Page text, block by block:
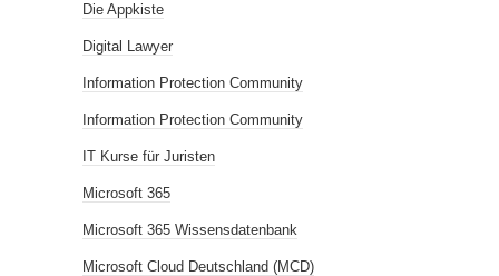
Die Appkiste
Digital Lawyer
Information Protection Community
Information Protection Community
IT Kurse für Juristen
Microsoft 365
Microsoft 365 Wissensdatenbank
Microsoft Cloud Deutschland (MCD)